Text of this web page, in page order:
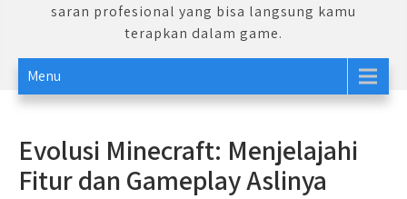
saran profesional yang bisa langsung kamu
terapkan dalam game.
Menu
Evolusi Minecraft: Menjelajahi
Fitur dan Gameplay Aslinya